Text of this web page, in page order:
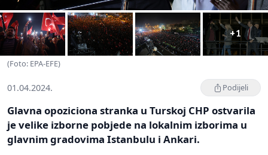
+1
(Foto: EPA-EFE)
01.04.2024. Podijeli
Glavna opoziciona stranka u Turskoj CHP ostvarila
je velike izborne pobjede na lokalnim izborima u
glavnim gradovima Istanbulu i Ankari.